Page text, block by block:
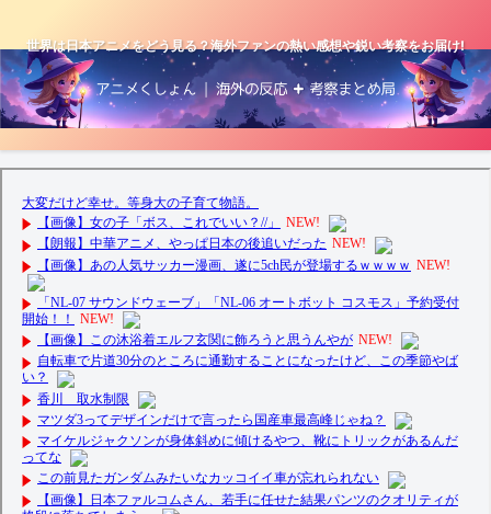
世界は日本アニメをどう見る？海外ファンの熱い感想や鋭い考察をお届け!